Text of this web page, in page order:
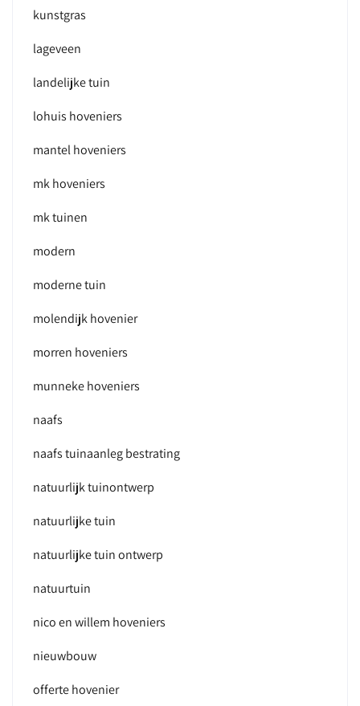
kunstgras
lageveen
landelijke tuin
lohuis hoveniers
mantel hoveniers
mk hoveniers
mk tuinen
modern
moderne tuin
molendijk hovenier
morren hoveniers
munneke hoveniers
naafs
naafs tuinaanleg bestrating
natuurlijk tuinontwerp
natuurlijke tuin
natuurlijke tuin ontwerp
natuurtuin
nico en willem hoveniers
nieuwbouw
offerte hovenier